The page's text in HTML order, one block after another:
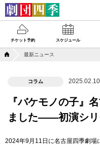
チケット予約 スケジュール
最新ニュース
コラム 2025.02.10
『バケモノの子』
ました――初演シリ
2024年9月11日に名古屋四季劇場